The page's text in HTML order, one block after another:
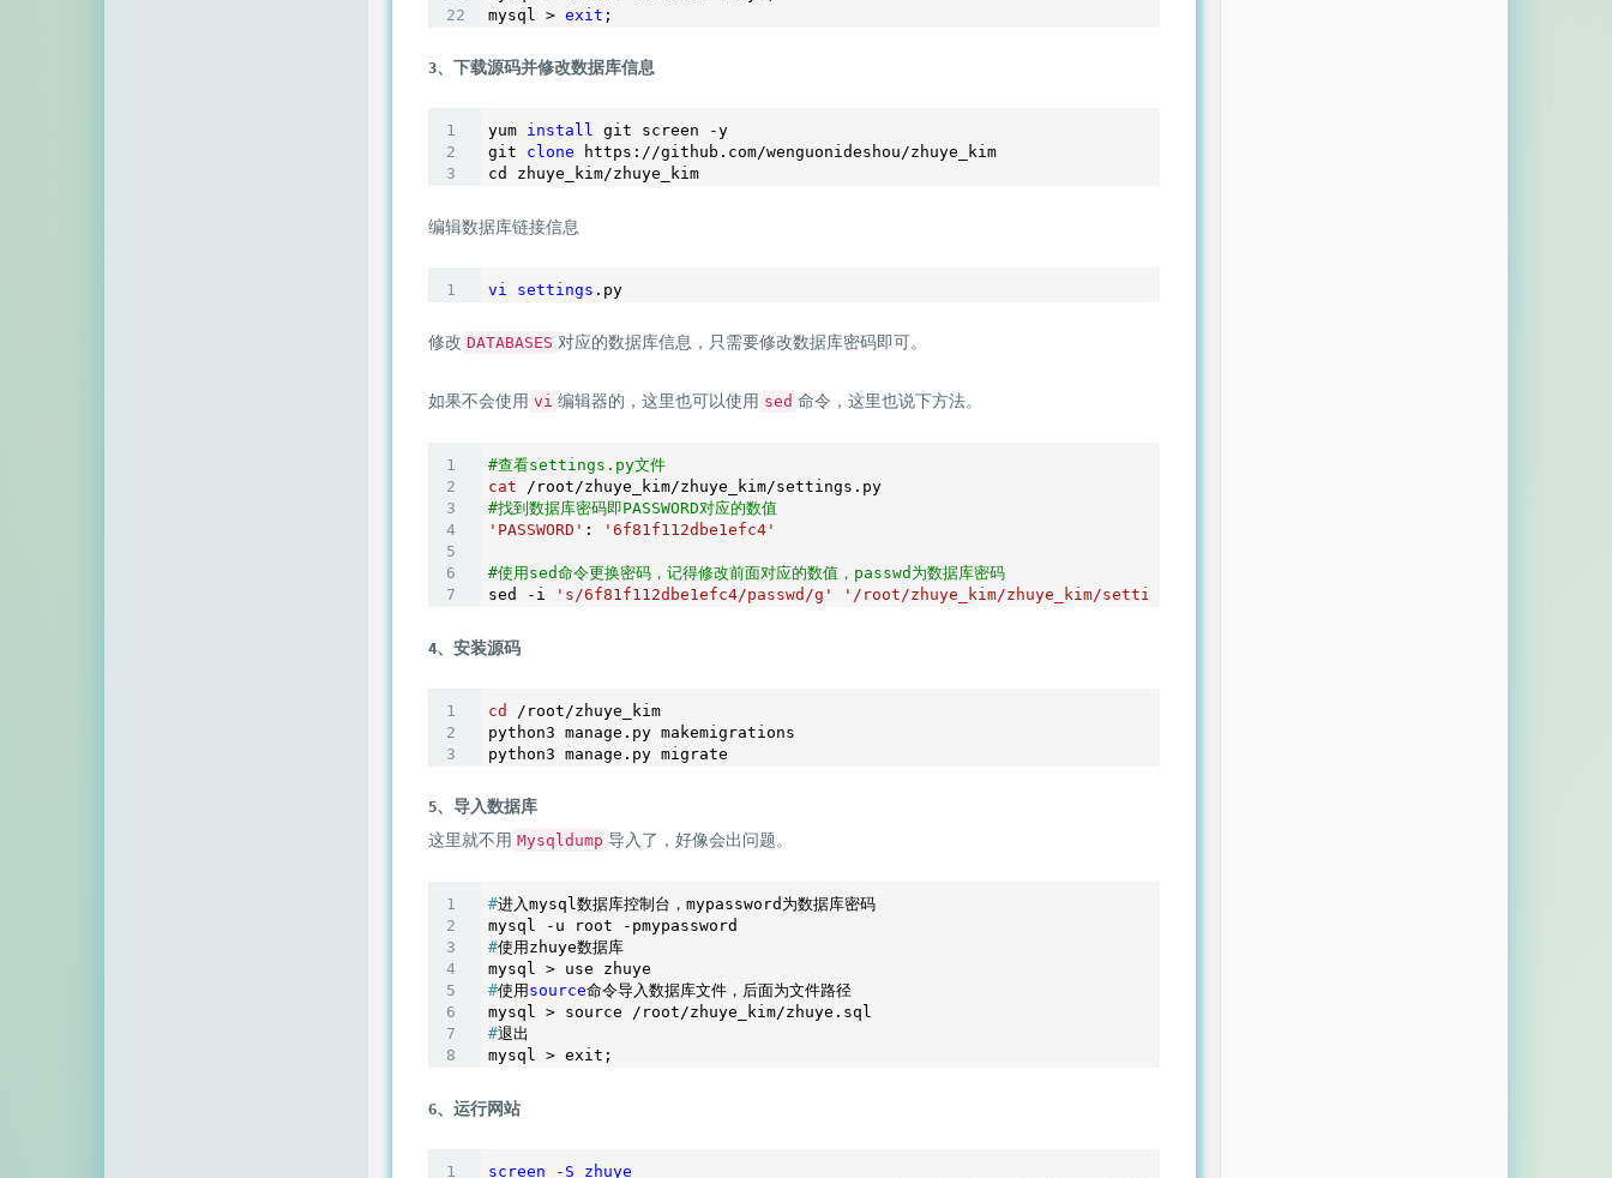
mysql > exit
3、下载源码并修改数据库信息
yum install git screen -y
git clone https://github.com/wenguonideshou/zhuye_kim
cd zhuye_kim/zhuye_kim
编辑数据库链接信息
vi settings .py
修改 DATABASES 对应的数据库信息，只需要修改数据库密码即可。
如果不会使用 vi 编辑器的，这里也可以使用 sed 命令，这里也说下方法。
#查看settings.py文件
cat
#找到数据库密码即PASSWORD对应的数值
'PASSWORD' : '6f81f112dbe1efc4'
#使用sed命令更换密码，记得修改前面对应的数值，passwd为数据库密码
sed -i
's/6f81f112dbe1efc4/passwd/g' '/root/zhuye_kim/zhuye_kim/settings.py'
4、安装源码
cd
/root/zhuye_kim
python3 manage.py makemigrations
5、导入数据库
这里就不用 Mysqldump 导入了，好像会出问题。
#进入mysql数据库控制台，mypassword为数据库密码
#使用zhuye数据库
#使用 source命令导入数据库文件，后面为文件路径
#退出
6、运行网站
screen -S
zhuye